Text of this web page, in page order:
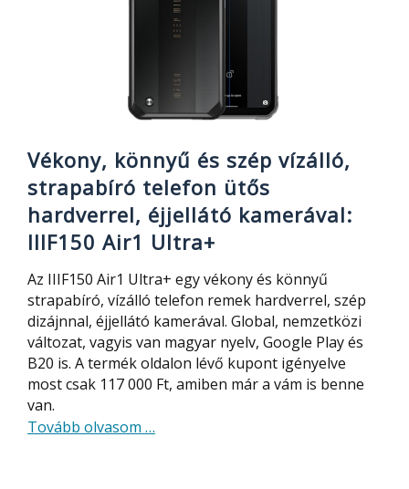
vezetéknélküli
fülhallgató
BlitzWolf
Vékony, könnyű és szép vízálló,
strapabíró telefon ütős
hardverrel, éjjellátó kamerával:
IIIF150 Air1 Ultra+
Az IIIF150 Air1 Ultra+ egy vékony és könnyű
strapabíró, vízálló telefon remek hardverrel, szép
dizájnnal, éjjellátó kamerával. Global, nemzetközi
változat, vagyis van magyar nyelv, Google Play és
B20 is. A termék oldalon lévő kupont igényelve
most csak 117 000 Ft, amiben már a vám is benne
van.
Tovább olvasom about
…